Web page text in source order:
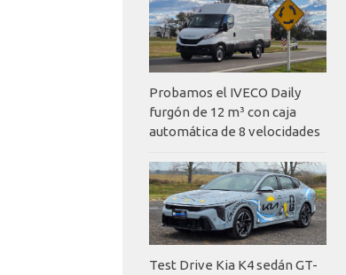
Probamos el IVECO Daily
furgón de 12 m³ con caja
automática de 8 velocidades
Test Drive Kia K4 sedán GT-